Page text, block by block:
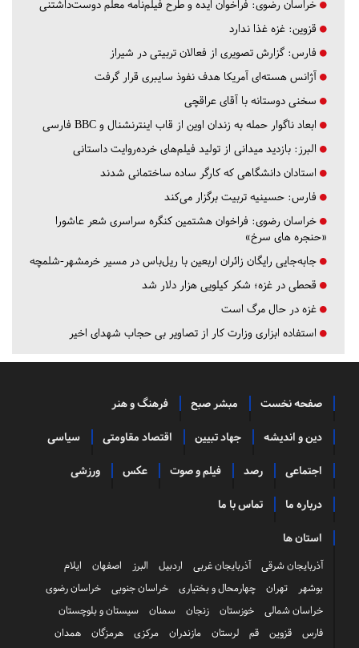
خراسان رضوی: فراخوان ایده و طرح فیلم‌نامه معلم دوست‌داشتنی
قزوین: غزه غذا ندارد
فارس: گزارش تصویری از فعالان تربیتی در شیراز
آژانس هسته‌ای آمریکا هدف نفوذ سایبری قرار گرفت
سخنی دوستانه با آقای عراقچی
ابعاد ناگوار حمله به زندان اوین از قاب اینترنشنال و BBC فارسی
البرز: بازدید میدانی از تولید فیلم‌های خرده‌روایت داستانی
استادان دانشگاهی که کارگر ساده ساختمانی شدند
فارس: حسینیه تربیت برگزار می‌کند
خراسان رضوی: فراخوان هشتمین کنگره سراسری شعر عاشورا
«حنجره های سرخ»
جابه‌جایی رایگان زائران اربعین با ریل‌باس در مسیر خرمشهر-شلمچه
قحطی در غزه؛ شکر کیلویی هزار دلار شد
غزه در حال مرگ است
استفاده ابزاری وزارت کار از تصاویر بی حجاب شهدای اخیر
صفحه نخست مبشر صبح فرهنگ و هنر
دین و اندیشه جهاد تبیین اقتصاد مقاومتی سیاسی
اجتماعی رصد فیلم و صوت عکس ورزشی
درباره ما تماس با ما
استان ها
آذربایجان شرقی آذربایجان غربی اردبیل البرز اصفهان
ایلام
بوشهر
تهران چهارمحال و بختیاری خراسان جنوبی
خراسان رضوی
خراسان شمالی
خوزستان زنجان سمنان
سیستان و بلوچستان
فارس
قزوین قم لرستان مازندران مرکزی هرمزگان همدان